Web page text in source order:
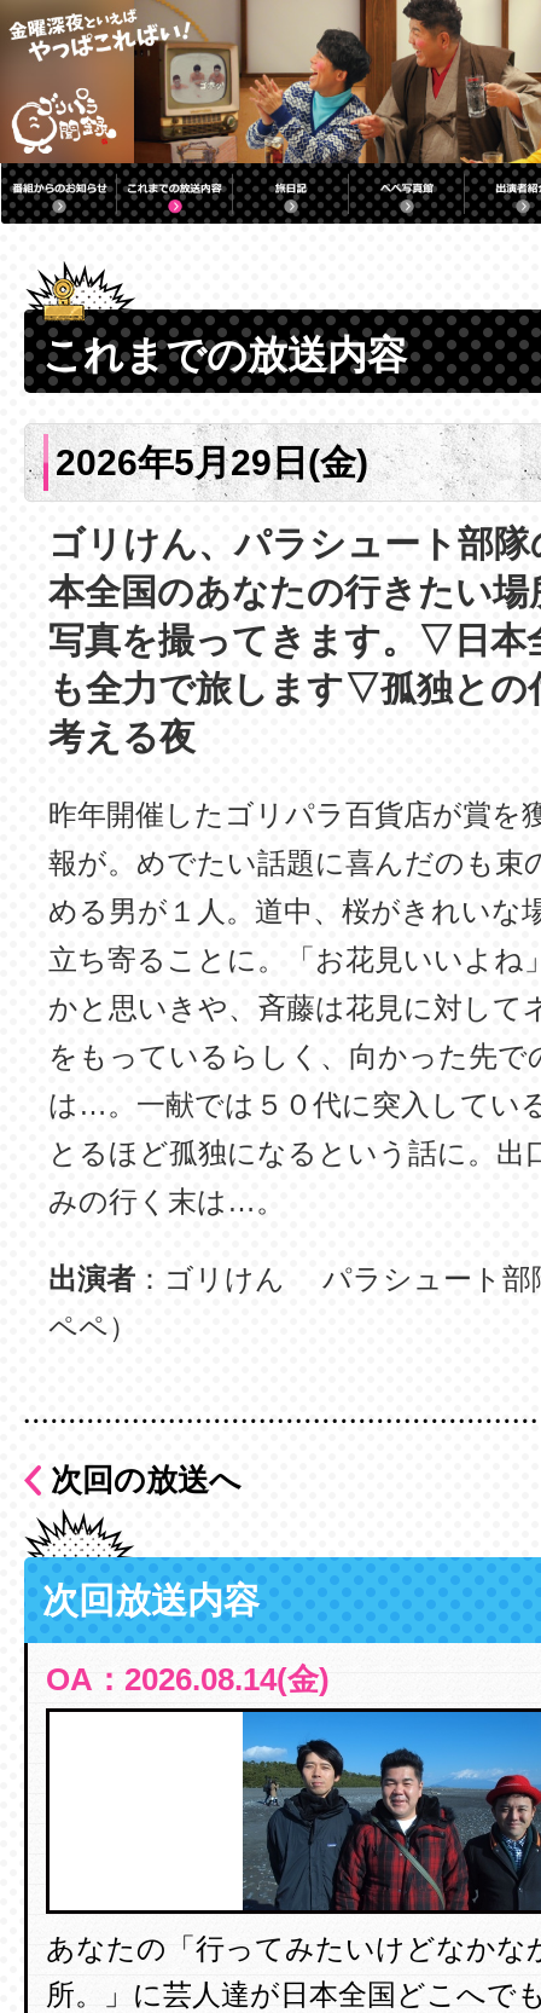
これまでの放送内容
2026年5月29日(金)
ゴリけん、パラシュート部
本全国のあなたの行きたい場
写真を撮ってきます。▽日本
も全力で旅します▽孤独との
考える夜
昨年開催したゴリパラ百貨店が賞を
報が。めでたい話題に喜んだのも束
める男が１人。道中、桜がきれいな
立ち寄ることに。「お花見いいよね
かと思いきや、斉藤は花見に対して
をもっているらしく、向かった先で
は…。一献では５０代に突入してい
とるほど孤独になるという話に。出
みの行く末は…。
出演者 ：ゴリけん パラシュート
ペペ）
次回の放送へ
次回放送内容
OA：2026.08.14(金)
あなたの「行ってみたいけどなかな
所。」に芸人達が日本全国どこへで